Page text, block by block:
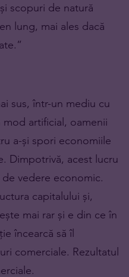
scopuri de natură
lung, mai ales dacă
sus, într-un mediu cu
artificial, oamenii
a-și spori economiile
Dimpotrivă, acest lucru
vedere economic.
capitalului și,
mai rar și e din ce în
încearcă să îl
comerciale. Rezultatul